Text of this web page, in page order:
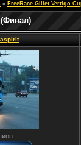
» FreeRace Gillet Vertigo